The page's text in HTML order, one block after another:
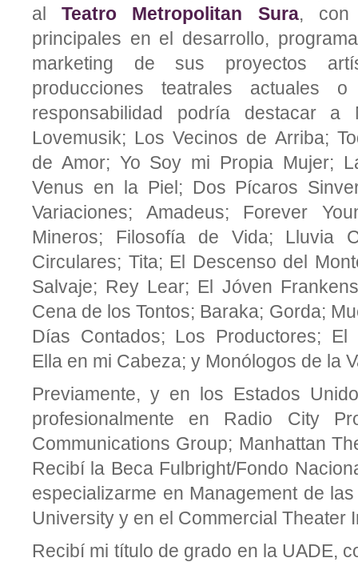
alTeatro Metropolitan Sura, con
principales en el desarrollo,
marketing de sus proyectos
producciones teatrales actuales
responsabilidad podría destacar a
Lovemusik; Los Vecinos de Arriba;
de Amor; Yo Soy mi Propia Mujer;
Venus en la Piel; Dos Pícaros
Variaciones; Amadeus; Forever
Mineros; Filosofía de Vida; Lluvia
Circulares; Tita; El Descenso del
Salvaje; Rey Lear; El Jóven
Cena de los Tontos; Baraka; Gorda;
Días Contados; Los Productores; El
Ella en mi Cabeza; y Monólogos de la
Previamente, y en los Estados
profesionalmente en Radio City
Communications Group; Manhattan
Recibí la Beca Fulbright/Fondo
especializarme en Management de
University y en el Commercial Theater
Recibí mi título de grado en la UADE,